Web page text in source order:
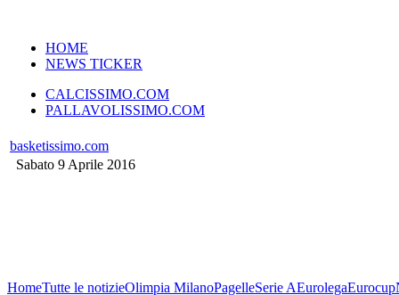
HOME
NEWS TICKER
CALCISSIMO.COM
PALLAVOLISSIMO.COM
basketissimo.com
Sabato 9 Aprile 2016
HomeTutte le notizieOlimpia MilanoPagelleSerie AEurolegaEurocup